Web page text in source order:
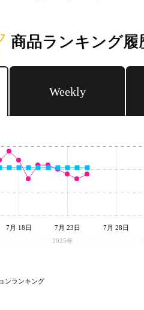
商品ランキング履
Weekly
2025年
7月 18日 7月 23日 7月 28日
ンランキング